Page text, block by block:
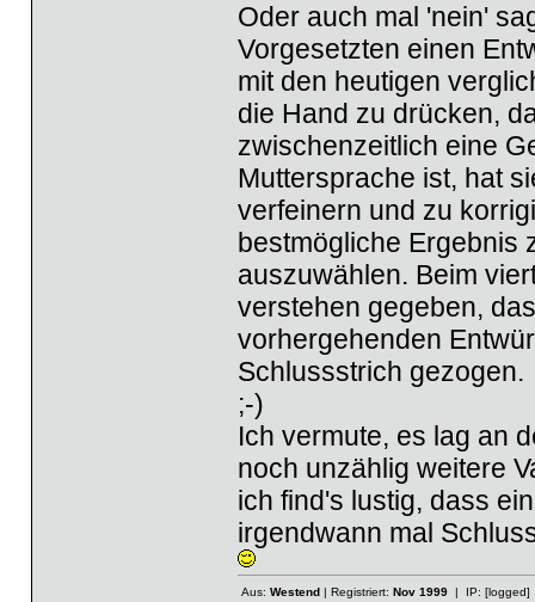
Oder auch mal 'nein'
Vorgesetzten einen
mit den heutigen
die Hand zu drücken,
zwischenzeitlich eine
Muttersprache ist, hat
verfeinern und zu
bestmögliche Ergebnis
auszuwählen. Beim
verstehen gegeben,
vorhergehenden
Schlussstrich gezogen.
;-)
Ich vermute, es lag an
noch unzählig weitere
ich find's lustig, dass
irgendwann mal
Aus: Westend| Registriert: Nov 1999| IP: [logged]